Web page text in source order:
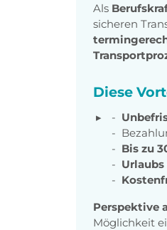
Als
sicheren
Diese
Bis zu
Urlaubs
Perspektive
Möglichkeit